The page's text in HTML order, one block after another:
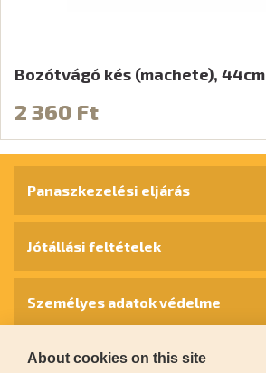
Bozótvágó kés (machete), 44cm
2 360 Ft
Panaszkezelési eljárás
Jótállási feltételek
Személyes adatok védelme
Kapcsolat
About cookies on this site